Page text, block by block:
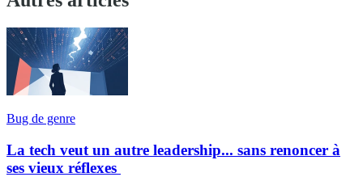
Bug de genre
La tech veut un autre leadership... sans renoncer à
ses vieux réflexes